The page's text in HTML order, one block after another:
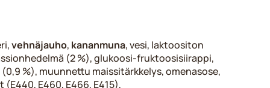
vehnäjauho, kananmuna, vesi, laktoositon
(2 %), glukoosi-fruktoosisiirappi,
%), muunnettu maissitärkkelys, omenasose,
E460, E466, E415),